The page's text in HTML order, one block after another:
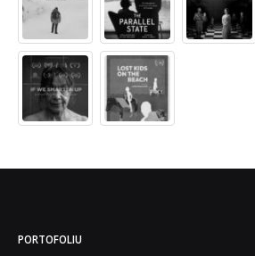
PORTOFOLIU